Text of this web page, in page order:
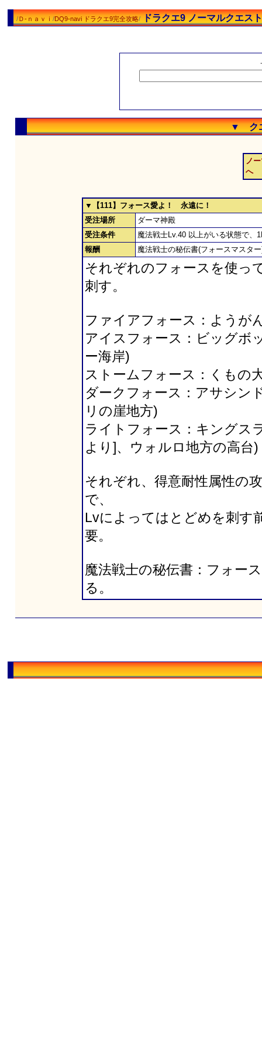
/Ｄ-ｎａｖｉ/DQ9-navi ドラクエ9完全攻略/ドラクエ9 ノーマルクエス
▼ ク
ノ
へ
▼【111】フォース愛よ！ 永遠に！
受注場所
ダーマ神殿
受注条件
魔法戦士Lv.40 以上がいる状態で、
報酬
魔法戦士の秘伝書(フォースマスタ
それぞれのフォースを使っ
刺す。
ファイアフォース：ようが
アイスフォース：ビッグボ
ー海岸)
ストームフォース：くもの
ダークフォース：アサシン
リの崖地方)
ライトフォース：キングス
より]、ウォルロ地方の高台)
それぞれ、得意耐性属性の
で、
Lvによってはとどめを刺す
要。
魔法戦士の秘伝書：フォー
る。